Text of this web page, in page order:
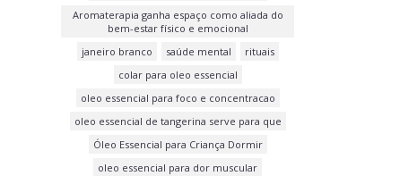
Aromaterapia ganha espaço como aliada do
bem-estar físico e emocional
janeiro branco
saúde mental
rituais
colar para oleo essencial
oleo essencial para foco e concentracao
oleo essencial de tangerina serve para que
Óleo Essencial para Criança Dormir
oleo essencial para dor muscular